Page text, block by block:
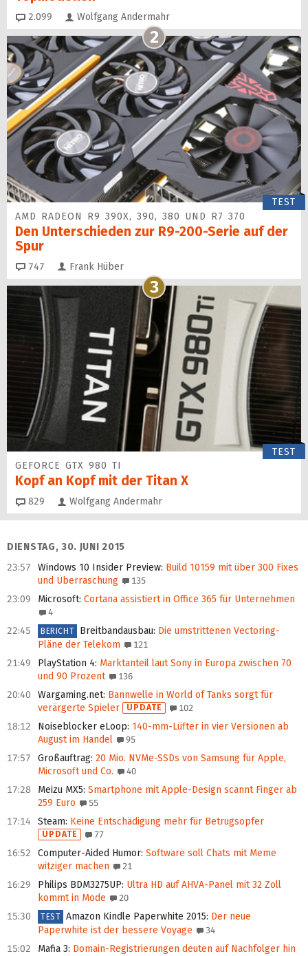
2.099 Kommentare
Wolfgang Andermahr
2
TEST
AMD RADEON R9 390X, 390, 380 UND R7 370
Den Unterschieden zur R9-200-Serie auf der
Spur
747 Kommentare
Frank Hüber
3
TEST
GEFORCE GTX 980 TI
Kopf an Kopf mit der Titan X
829 Kommentare
Wolfgang Andermahr
DIENSTAG, 30. JUNI 2015
23:57
Windows 10 Insider Preview: Build 10159 mit über 300 Fixes
und Überraschung
135
23:09 Microsoft: Cortana assistiert in Office 365 für Unternehmen
4
22:45 BERICHT Breitbandausbau: Die umstrittenen Vectoring-
Pläne der Telekom
121
21:49 PlayStation 4: Marktanteil laut Sony in Europa zwischen 70
und 90 Prozent
136
20:40 Wargaming.net: Bannwelle in World of Tanks sorgt für
verärgerte Spieler
UPDATE 102
18:12 Noiseblocker eLoop: 140-mm-Lüfter in vier Versionen ab
August im Handel
95
17:57 Großauftrag: 20 Mio. NVMe-SSDs von Samsung für Apple,
Microsoft und Co.
40
17:28 Meizu MX5: Smartphone mit Apple-Design scannt Finger ab
259 Euro
55
17:14 Steam: Keine Entschädigung mehr für Betrugsopfer
UPDATE 77
16:52 Computer-Aided Humor: Software soll Chats mit Meme
witziger machen
21
16:29 Philips BDM3275UP: Ultra HD auf AHVA-Panel mit 32 Zoll
kommt in Mode
20
15:30 TEST Amazon Kindle Paperwhite 2015: Der neue
Paperwhite ist der bessere Voyage
34
15:02 Mafia 3: Domain-Registrierungen deuten auf Nachfolger hin